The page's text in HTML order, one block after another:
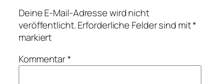
Deine E-Mail-Adresse wird nicht
veröffentlicht.Erforderliche Felder sind mit*
markiert
Kommentar*